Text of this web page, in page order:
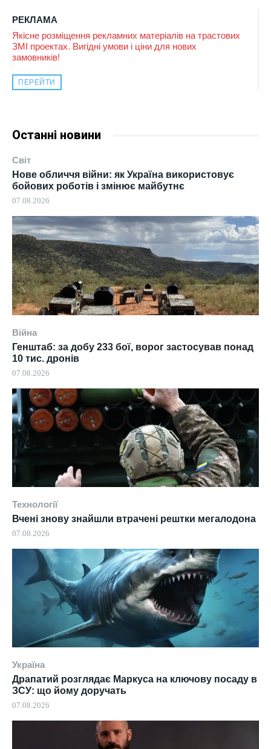
РЕКЛАМА
Якісне розміщення рекламних матеріалів на трастових
ЗМІ проектах. Вигідні умови і ціни для нових
замовників!
ПЕРЕЙТИ
Останні новини
Світ
Нове обличчя війни: як Україна використовує
бойових роботів і змінює майбутнє
07.08.2026
Війна
Генштаб: за добу 233 бої, ворог застосував понад
10 тис. дронів
07.08.2026
Технології
Вчені знову знайшли втрачені рештки мегалодона
07.08.2026
Україна
Драпатий розглядає Маркуса на ключову посаду в
ЗСУ: що йому доручать
07.08.2026